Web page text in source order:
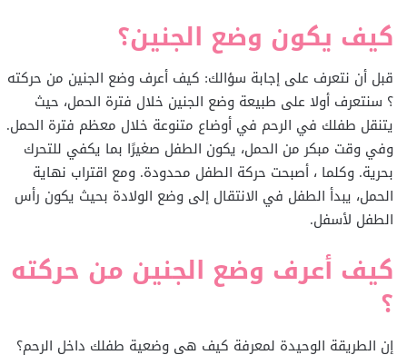
كيف يكون وضع الجنين؟
قبل أن نتعرف على إجابة سؤالك: كيف أعرف وضع الجنين من حركته
؟ سنتعرف أولا على طبيعة وضع الجنين خلال فترة الحمل، حيث
يتنقل طفلك في الرحم في أوضاع متنوعة خلال معظم فترة الحمل.
وفي وقت مبكر من الحمل، يكون الطفل صغيرًا بما يكفي للتحرك
بحرية. وكلما ، أصبحت حركة الطفل محدودة. ومع اقتراب نهاية
الحمل، يبدأ الطفل في الانتقال إلى وضع الولادة بحيث يكون رأس
الطفل لأسفل.
كيف أعرف وضع الجنين من حركته
؟
إن الطريقة الوحيدة لمعرفة كيف هي وضعية طفلك داخل الرحم؟